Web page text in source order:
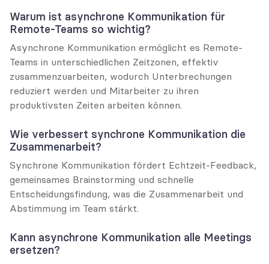
Warum ist asynchrone Kommunikation für
Remote-Teams so wichtig?
Asynchrone Kommunikation ermöglicht es Remote-
Teams in unterschiedlichen Zeitzonen, effektiv
zusammenzuarbeiten, wodurch Unterbrechungen
reduziert werden und Mitarbeiter zu ihren
produktivsten Zeiten arbeiten können.
Wie verbessert synchrone Kommunikation die
Zusammenarbeit?
Synchrone Kommunikation fördert Echtzeit-Feedback,
gemeinsames Brainstorming und schnelle
Entscheidungsfindung, was die Zusammenarbeit und
Abstimmung im Team stärkt.
Kann asynchrone Kommunikation alle Meetings
ersetzen?